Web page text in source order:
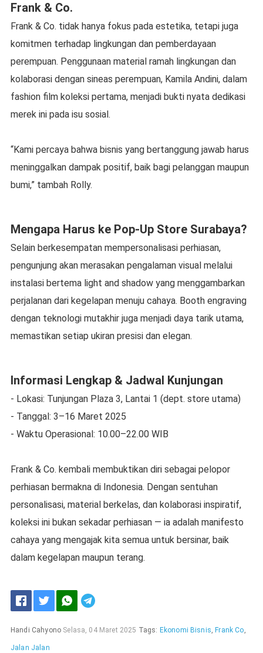
Frank & Co.
Frank & Co. tidak hanya fokus pada estetika, tetapi juga
komitmen terhadap lingkungan dan pemberdayaan
perempuan. Penggunaan material ramah lingkungan dan
kolaborasi dengan sineas perempuan, Kamila Andini, dalam
fashion film koleksi pertama, menjadi bukti nyata dedikasi
merek ini pada isu sosial.
“Kami percaya bahwa bisnis yang bertanggung jawab harus
meninggalkan dampak positif, baik bagi pelanggan maupun
bumi,” tambah Rolly.
Mengapa Harus ke Pop-Up Store Surabaya?
Selain berkesempatan mempersonalisasi perhiasan,
pengunjung akan merasakan pengalaman visual melalui
instalasi bertema light and shadow yang menggambarkan
perjalanan dari kegelapan menuju cahaya. Booth engraving
dengan teknologi mutakhir juga menjadi daya tarik utama,
memastikan setiap ukiran presisi dan elegan.
Informasi Lengkap & Jadwal Kunjungan
- Lokasi: Tunjungan Plaza 3, Lantai 1 (dept. store utama)
- Tanggal: 3–16 Maret 2025
- Waktu Operasional: 10.00–22.00 WIB
Frank & Co. kembali membuktikan diri sebagai pelopor
perhiasan bermakna di Indonesia. Dengan sentuhan
personalisasi, material berkelas, dan kolaborasi inspiratif,
koleksi ini bukan sekadar perhiasan — ia adalah manifesto
cahaya yang mengajak kita semua untuk bersinar, baik
dalam kegelapan maupun terang.
Handi Cahyono Selasa, 04 Maret 2025 Tags: Ekonomi Bisnis, Frank Co,
Jalan Jalan